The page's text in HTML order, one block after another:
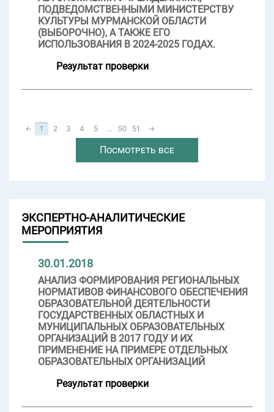
ПОДВЕДОМСТВЕННЫМИ МИНИСТЕРСТВУ
КУЛЬТУРЫ МУРМАНСКОЙ ОБЛАСТИ
(ВЫБОРОЧНО), А ТАКЖЕ ЕГО
ИСПОЛЬЗОВАНИЯ В 2024-2025 ГОДАХ.
Результат проверки
← 1 2 3 4 5 ... 50 51 →
Посмотреть все
ЭКСПЕРТНО-АНАЛИТИЧЕСКИЕ
МЕРОПРИЯТИЯ
30.01.2018
АНАЛИЗ ФОРМИРОВАНИЯ РЕГИОНАЛЬНЫХ
НОРМАТИВОВ ФИНАНСОВОГО ОБЕСПЕЧЕНИЯ
ОБРАЗОВАТЕЛЬНОЙ ДЕЯТЕЛЬНОСТИ
ГОСУДАРСТВЕННЫХ ОБЛАСТНЫХ И
МУНИЦИПАЛЬНЫХ ОБРАЗОВАТЕЛЬНЫХ
ОРГАНИЗАЦИЙ В 2017 ГОДУ И ИХ
ПРИМЕНЕНИЕ НА ПРИМЕРЕ ОТДЕЛЬНЫХ
ОБРАЗОВАТЕЛЬНЫХ ОРГАНИЗАЦИЙ
Результат проверки